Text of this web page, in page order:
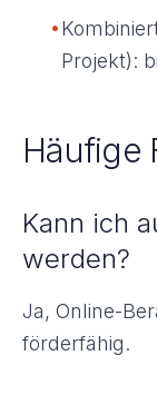
•
Projekt):
Häufige
Kann ich
werden?
Ja, Online-
förderfähig.